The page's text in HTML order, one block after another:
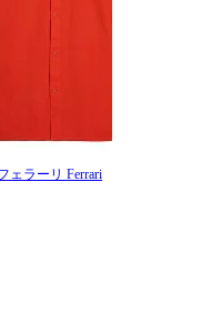
ェラーリ Ferrari